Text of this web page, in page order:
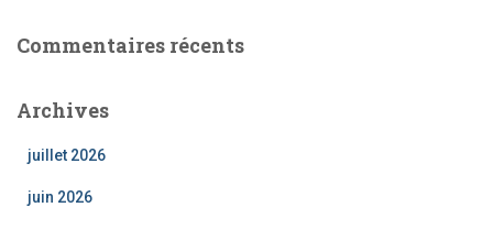
Commentaires récents
Archives
juillet 2026
juin 2026